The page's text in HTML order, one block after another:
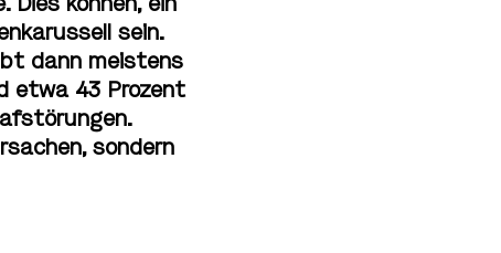
sein.
dann meistens
etwa 43 Prozent
sondern